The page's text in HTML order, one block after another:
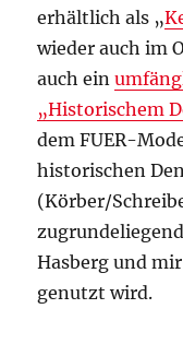
erhältlich als „
wieder auch im
auch ein
„Historischem
dem FUER-
historischen
(Körber/
Hasberg und
genutzt wird.